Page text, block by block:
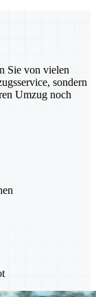
Sie von vielen
sondern
Umzug noch